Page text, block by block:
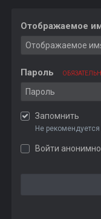
Отображаемое
Пароль
Запомнить
Не
Войти анонимно